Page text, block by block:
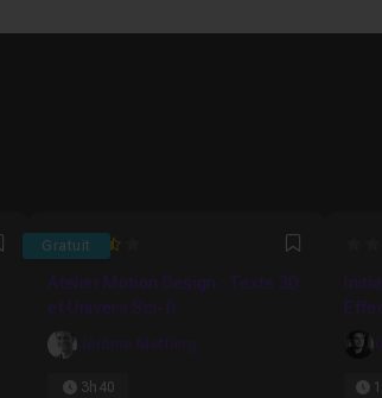
FavoriGratuit
3.5 Favori
Atelier Motion Design : Texte 3D
et Univers Sci-fi
Jérôme Mettling
3h40